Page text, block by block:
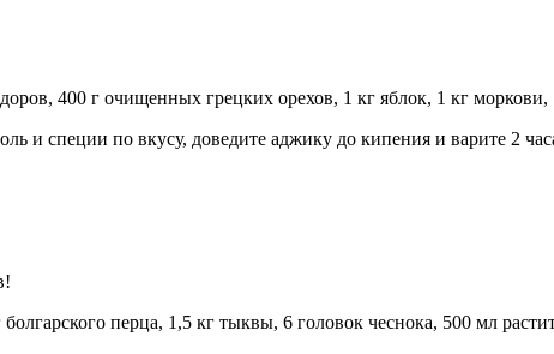
400 г очищенных грецких орехов, 1 кг яблок, 1 кг моркови,
и специи по вкусу, доведите аджику до кипения и варите 2
перца, 1,5 кг тыквы, 6 головок чеснока, 500 мл